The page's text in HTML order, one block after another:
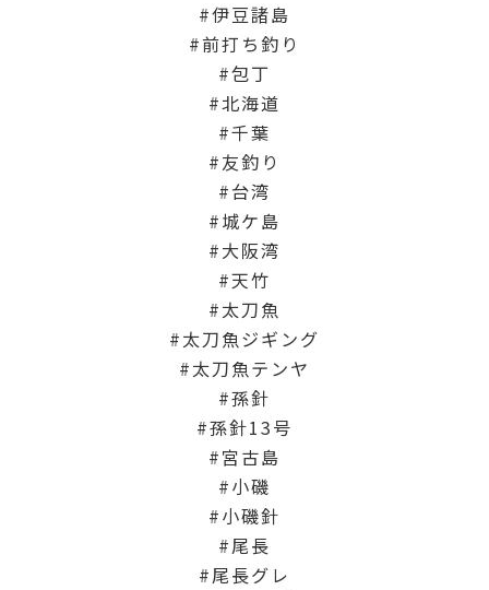
伊豆諸島
前打ち釣り
包丁
北海道
千葉
友釣り
台湾
城ケ島
大阪湾
天竹
太刀魚
太刀魚ジギング
太刀魚テンヤ
孫針
孫針13号
宮古島
小磯
小磯針
尾長
尾長グレ